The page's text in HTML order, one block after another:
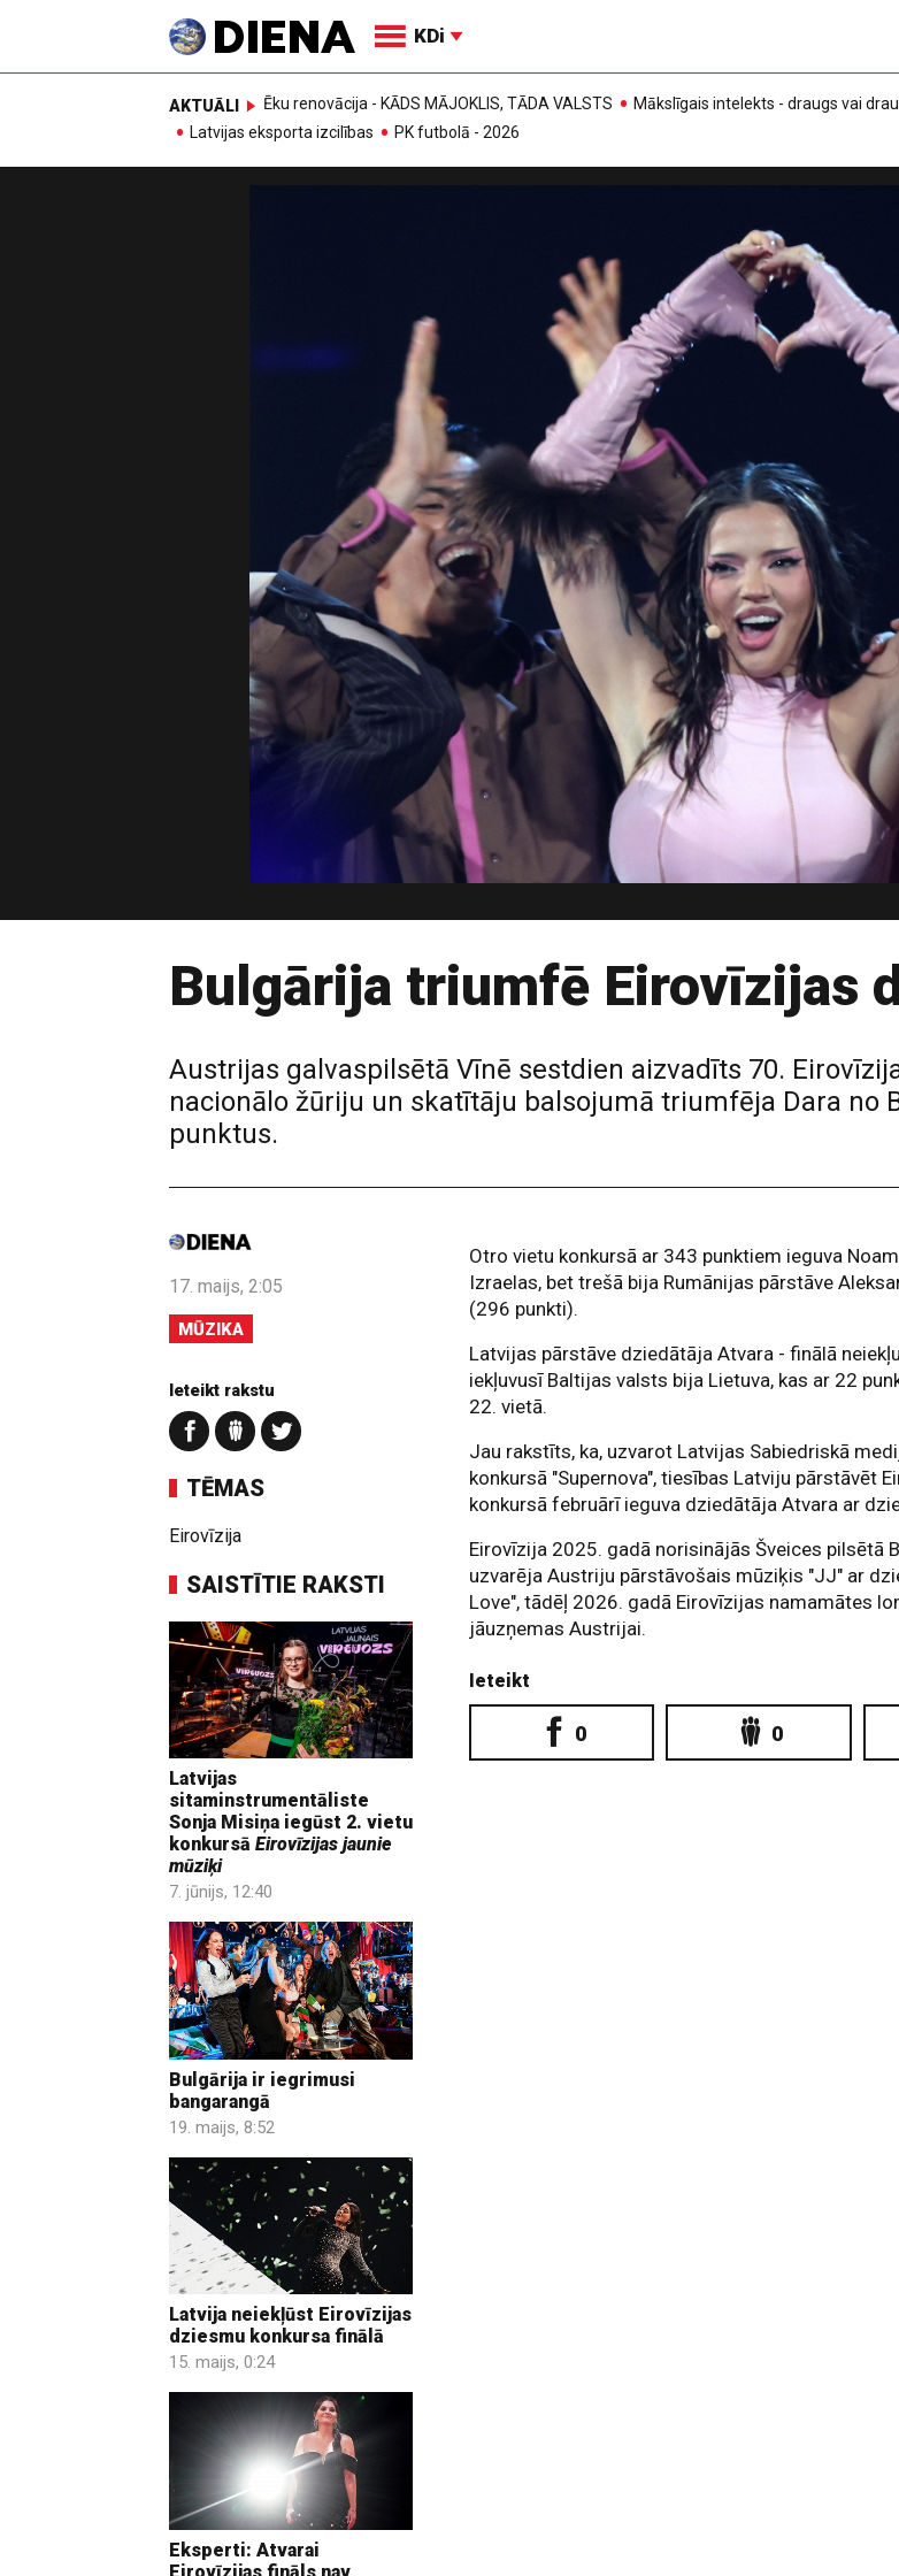
KDi
AKTUĀLI Ēku renovācija - KĀDS MĀJOKLIS, TĀDA VALSTS
Mākslīgais intelekts - draugs vai
Latvijas eksporta izcilības
PK futbolā - 2026
Bulgārija triumfē Eirovīzijas
Austrijas galvaspilsētā Vīnē sestdien aizvadīts 70.
nacionālo žūriju un skatītāju balsojumā triumfēja Dara no
punktus.
17. maijs, 2:05
MŪZIKA
Ieteikt rakstu
TĒMAS
Eirovīzija
SAISTĪTIE RAKSTI
Latvijas
sitaminstrumentāliste
Sonja Misiņa iegūst 2. vietu
konkursā Eirovīzijas jaunie
mūziķi
7. jūnijs, 12:40
Bulgārija ir iegrimusi
bangarangā
19. maijs, 8:52
Latvija neiekļūst Eirovīzijas
dziesmu konkursa finālā
15. maijs, 0:24
Eksperti: Atvarai
Otro vietu konkursā ar 343 punktiem ieguva
Izraelas, bet trešā bija Rumānijas pārstāve
(296 punkti).
Latvijas pārstāve dziedātāja Atvara - finālā
iekļuvusī Baltijas valsts bija Lietuva, kas ar 22
22. vietā.
Jau rakstīts, ka, uzvarot Latvijas Sabiedriskā
konkursā "Supernova", tiesības Latviju pārstāvēt
konkursā februārī ieguva dziedātāja Atvara ar
Eirovīzija 2025. gadā norisinājās Šveices pilsētā
uzvarēja Austriju pārstāvošais mūziķis "JJ" ar
Love", tādēļ 2026. gadā Eirovīzijas namamātes
jāuzņemas Austrijai.
Ieteikt
0 0